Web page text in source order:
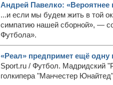
Андрей Павелко: «Вероятнее
...и если мы будем жить в той
симпатию нашей сборной», —
Футбола».
«Реал» предпримет ещё одну
Sport.ru / Футбол. Мадридский
голкипера "Манчестер